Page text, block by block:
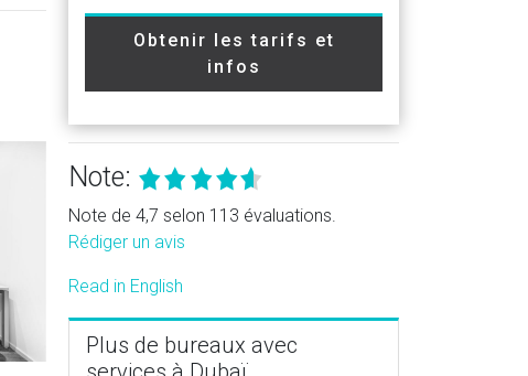
Obtenir les tarifs et
infos
Note:
Note de 4,7 selon 113 évaluations.
Rédiger un avis
Read in English
Plus de bureaux avec